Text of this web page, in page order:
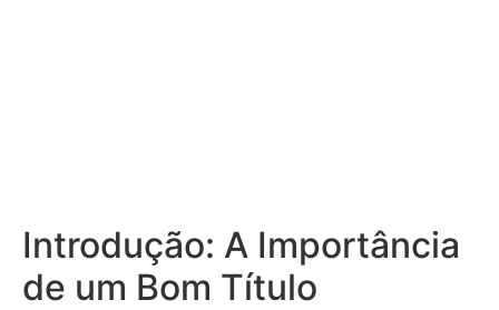
Introdução: A Importância
de um Bom Título